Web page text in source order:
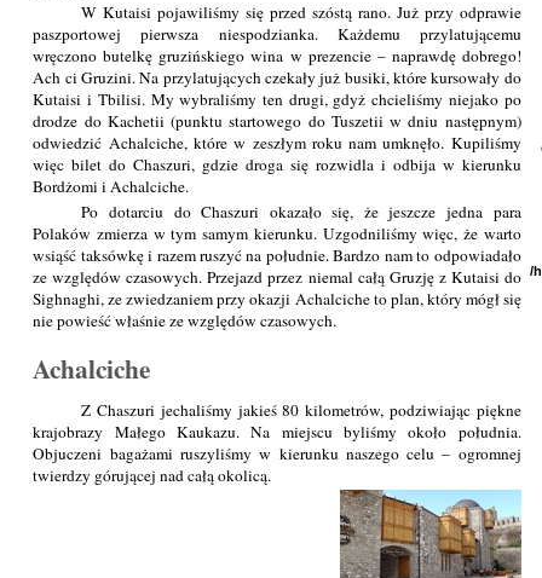
W Kutaisi pojawiliśmy się przed szóstą rano. Już przy odprawie
paszportowej pierwsza niespodzianka. Każdemu przylatującemu
wręczono butelkę gruzińskiego wina w prezencie – naprawdę dobrego!
Ach ci Gruzini. Na przylatujących czekały już busiki, które kursowały do
Kutaisi i Tbilisi. My wybraliśmy ten drugi, gdyż chcieliśmy niejako po
drodze do Kachetii (punktu startowego do Tuszetii w dniu następnym)
odwiedzić Achalciche, które w zeszłym roku nam umknęło. Kupiliśmy
więc bilet do Chaszuri, gdzie droga się rozwidla i odbija w kierunku
Bordżomi i Achalciche.
Po dotarciu do Chaszuri okazało się, że jeszcze jedna para
Polaków zmierza w tym samym kierunku. Uzgodniliśmy więc, że warto
wsiąść taksówkę i razem ruszyć na południe. Bardzo nam to odpowiadało
ze względów czasowych. Przejazd przez niemal całą Gruzję z Kutaisi do
Sighnaghi, ze zwiedzaniem przy okazji Achalciche to plan, który mógł się
nie powieść właśnie ze względów czasowych.
Achalciche
Z Chaszuri jechaliśmy jakieś 80 kilometrów, podziwiając piękne
krajobrazy Małego Kaukazu. Na miejscu byliśmy około południa.
Objuczeni bagażami ruszyliśmy w kierunku naszego celu – ogromnej
twierdzy górującej nad całą okolicą.
/